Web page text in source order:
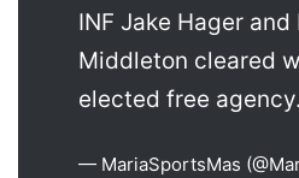
INF Jake Hager and
Middleton cleared
elected free agency.
— MariaSportsMas